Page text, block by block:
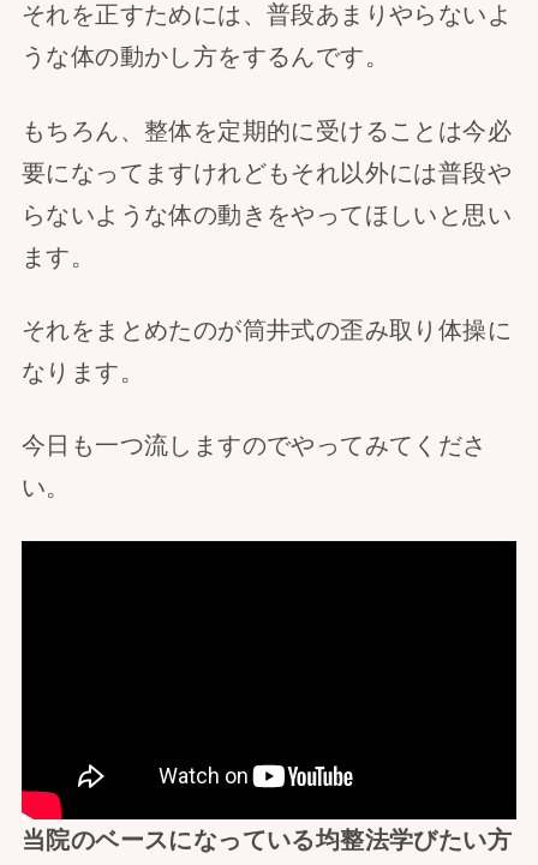
それを正すためには、普段あまりやらないよ
うな体の動かし方をするんです。
もちろん、整体を定期的に受けることは今必
要になってますけれどもそれ以外には普段や
らないような体の動きをやってほしいと思い
ます。
それをまとめたのが筒井式の歪み取り体操に
なります。
今日も一つ流しますのでやってみてくださ
い。
当院のベースになっている均整法学びたい方